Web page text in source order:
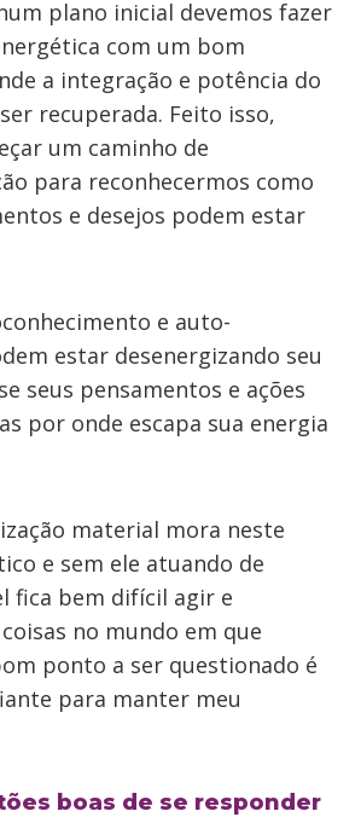
plano inicial devemos fazer
com um bom
a integração e potência do
recuperada. Feito isso,
um caminho de
para reconhecermos como
e desejos podem estar
e auto-
estar desenergizando seu
seus pensamentos e ações
por onde escapa sua energia
material mora neste
e sem ele atuando de
fica bem difícil agir e
no mundo em que
ponto a ser questionado é
para manter meu
boas de se responder